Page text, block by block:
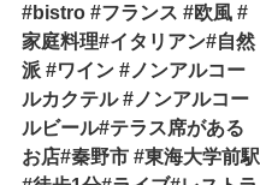
#bistro #フランス #欧風 #
家庭料理#イタリアン#自然
派 #ワイン #ノンアルコー
ルカクテル #ノンアルコー
ルビール#テラス席がある
お店#秦野市 #東海大学前駅